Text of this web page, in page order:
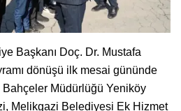
Başkanı Doç. Dr. Mustafa
dönüşü ilk mesai gününde
Bahçeler Müdürlüğü Yeniköy
Melikgazi Belediyesi Ek Hizmet